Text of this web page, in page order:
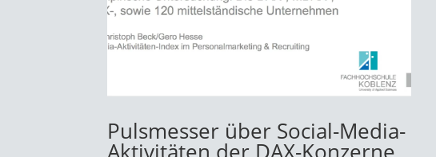
Pulsmesser über Social-Media-